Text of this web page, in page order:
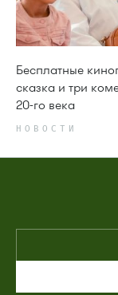
Бесплатные
сказка и три
20-го века
НОВОСТИ